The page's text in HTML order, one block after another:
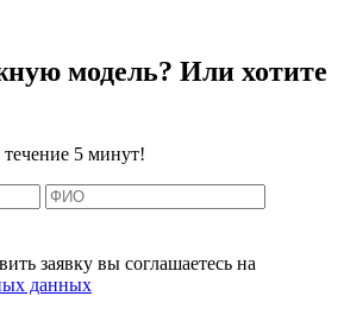
модель? Или хотите
5 минут!
заявку вы соглашаетесь на
данных